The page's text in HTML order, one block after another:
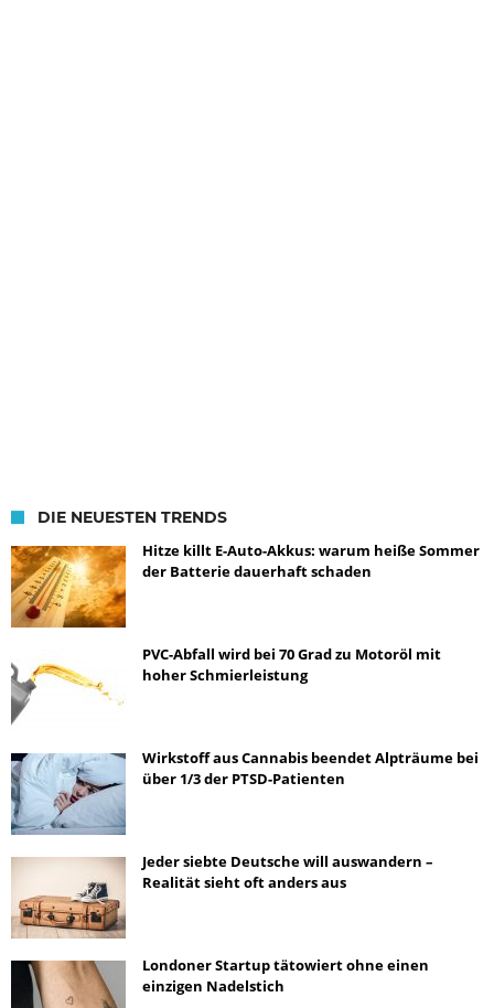
DIE NEUESTEN TRENDS
Hitze killt E-Auto-Akkus: warum heiße Sommer
der Batterie dauerhaft schaden
PVC-Abfall wird bei 70 Grad zu Motoröl mit
hoher Schmierleistung
Wirkstoff aus Cannabis beendet Alpträume bei
über 1/3 der PTSD-Patienten
Jeder siebte Deutsche will auswandern –
Realität sieht oft anders aus
Londoner Startup tätowiert ohne einen
einzigen Nadelstich